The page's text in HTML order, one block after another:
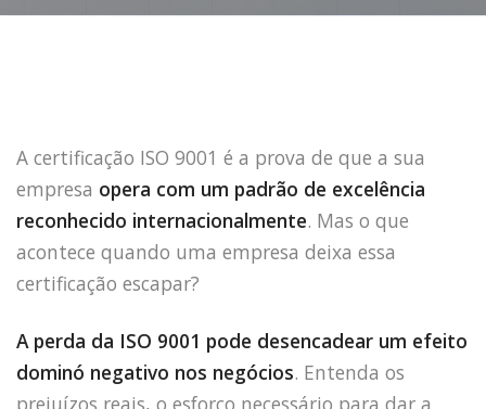
A certificação ISO 9001 é a prova de que a sua
empresa opera com um padrão de excelência
reconhecido internacionalmente. Mas o que
acontece quando uma empresa deixa essa
certificação escapar?
A perda da ISO 9001 pode desencadear um efeito
dominó negativo nos negócios. Entenda os
prejuízos reais, o esforço necessário para dar a